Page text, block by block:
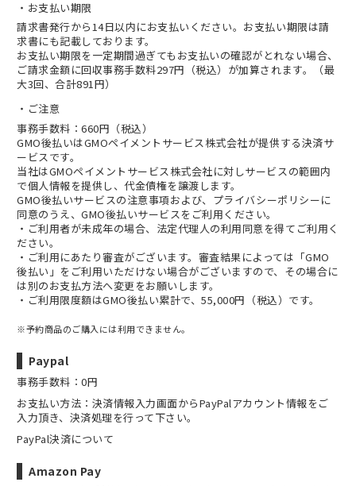
お支払い期限
請求書発行から14日以内にお支払いください。お支払い期限は請
求書にも記載しております。
お支払い期限を一定期間過ぎてもお支払いの確認がとれない場合、
ご請求金額に回収事務手数料297円（税込）が加算されます。（最
大3回、合計891円）
ご注意
事務手数料：660円（税込）
GMO後払いはGMOペイメントサービス株式会社が提供する決済サ
ービスです。
当社はGMOペイメントサービス株式会社に対しサービスの範囲内
で個人情報を提供し、代金債権を譲渡します。
GMO後払いサービスの注意事項および、 プライバシーポリシーに
同意のうえ、GMO後払いサービスをご利用ください。
・ご利用者が未成年の場合、法定代理人の利用同意を得てご利用く
ださい。
・ご利用にあたり審査がございます。審査結果によっては「GMO
後払い」をご利用いただけない場合がございますので、その場合に
は別のお支払方法へ変更をお願いします。
・ご利用限度額はGMO後払い累計で、55,000円（税込）です。
※予約商品のご購入には利用できません。
Paypal
事務手数料：0円
お支払い方法：決済情報入力画面からPayPalアカウント情報をご
入力頂き、決済処理を行って下さい。
PayPal決済について
Amazon Pay